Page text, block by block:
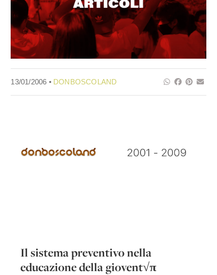
13/01/2006 • DONBOSCOLAND
Il sistema preventivo nella
educazione della giovent√π